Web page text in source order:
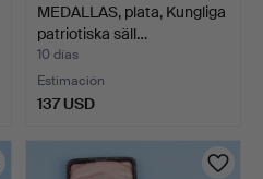
MEDALLAS, plata, Kungliga
patriotiska säll…
10 días
Estimación
137 USD